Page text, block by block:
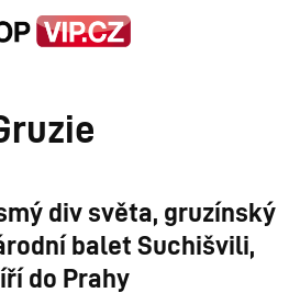
div světa, gruzínský
balet Suchišvili,
do Prahy